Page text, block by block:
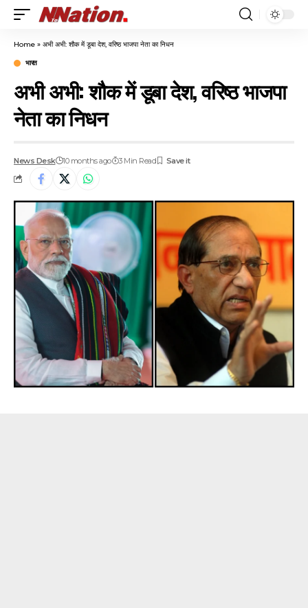
Home » अभी अभी: शौक में डूबा देश, वरिष्ठ भाजपा नेता का निधन
भारत
अभी अभी: शौक में डूबा देश, वरिष्ठ भाजपा
नेता का निधन
News Desk 10 months ago 3 Min Read